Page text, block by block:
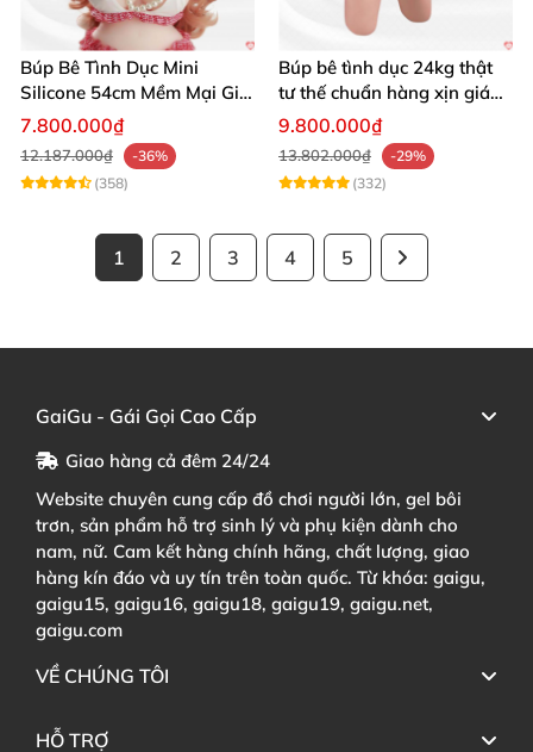
Búp Bê Tình Dục Mini
Silicone 54cm Mềm Mại Giá
Tốt Tặng Quà
7.800.000₫
12.187.000₫
-36%
(358)
Búp bê tình dục 24kg thật
tư thế chuẩn hàng xịn giá
tốt
9.800.000₫
13.802.000₫
-29%
(332)
1 2 3 4 5
GaiGu - Gái Gọi Cao Cấp
Giao hàng cả đêm 24/24
Website chuyên cung cấp đồ chơi người lớn, gel bôi
trơn, sản phẩm hỗ trợ sinh lý và phụ kiện dành cho
nam, nữ. Cam kết hàng chính hãng, chất lượng, giao
hàng kín đáo và uy tín trên toàn quốc. Từ khóa: gaigu,
gaigu15, gaigu16, gaigu18, gaigu19, gaigu.net,
gaigu.com
VỀ CHÚNG TÔI
HỖ TRỢ